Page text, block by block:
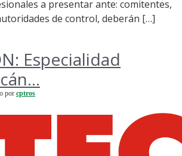
a presentar ante: comitentes,
de control, deberán […]
Especialidad
por cptros